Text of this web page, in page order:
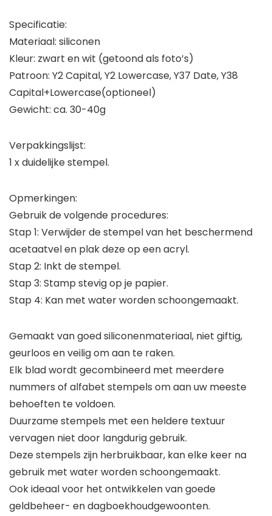
Specificatie:
Materiaal: siliconen
Kleur: zwart en wit (getoond als foto’s)
Patroon: Y2 Capital, Y2 Lowercase, Y37 Date, Y38
Capital+Lowercase(optioneel)
Gewicht: ca. 30-40g
Verpakkingslijst:
1 x duidelijke stempel.
Opmerkingen:
Gebruik de volgende procedures:
Stap 1: Verwijder de stempel van het beschermend
acetaatvel en plak deze op een acryl.
Stap 2: Inkt de stempel.
Stap 3: Stamp stevig op je papier.
Stap 4: Kan met water worden schoongemaakt.
Gemaakt van goed siliconenmateriaal, niet giftig,
geurloos en veilig om aan te raken.
Elk blad wordt gecombineerd met meerdere
nummers of alfabet stempels om aan uw meeste
behoeften te voldoen.
Duurzame stempels met een heldere textuur
vervagen niet door langdurig gebruik.
Deze stempels zijn herbruikbaar, kan elke keer na
gebruik met water worden schoongemaakt.
Ook ideaal voor het ontwikkelen van goede
geldbeheer- en dagboekhoudgewoonten.